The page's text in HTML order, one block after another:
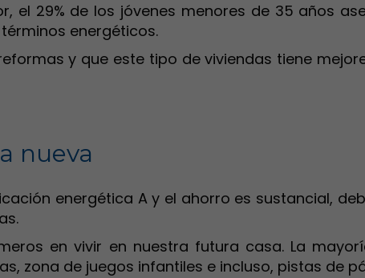
el 29% de los jóvenes menores de 35 años
energéticos.
y que este tipo de viviendas tiene
nueva
energética A y el ahorro es sustancial,
en vivir en nuestra futura casa. La
zona de juegos infantiles e incluso, pistas de